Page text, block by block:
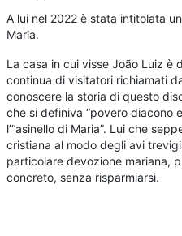
A lui nel 2022 è stata intitolata
Maria.
La casa in cui visse João Luiz è
continua di visitatori richiamati
conoscere la storia di questo
che si definiva “povero diacono
l’“asinello di Maria”. Lui che
cristiana al modo degli avi
particolare devozione mariana,
concreto, senza risparmiarsi.